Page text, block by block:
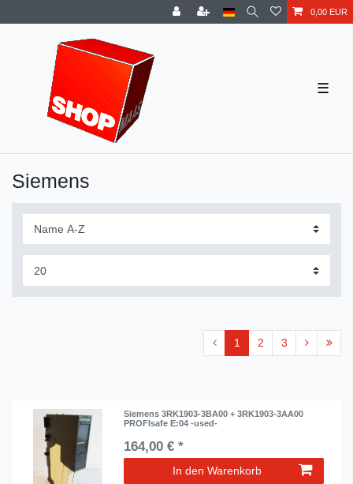
0,00 EUR
☰
Siemens
1 2 3
Siemens 3RK1903-3BA00 + 3RK1903-3AA00
PROFIsafe E:04 -used-
164,00 € *
In den Warenkorb